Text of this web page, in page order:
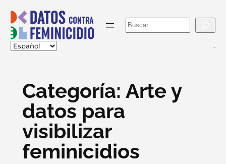
Skip
content
Buscar
Categoría: Arte y
datos para
visibilizar
feminicidios